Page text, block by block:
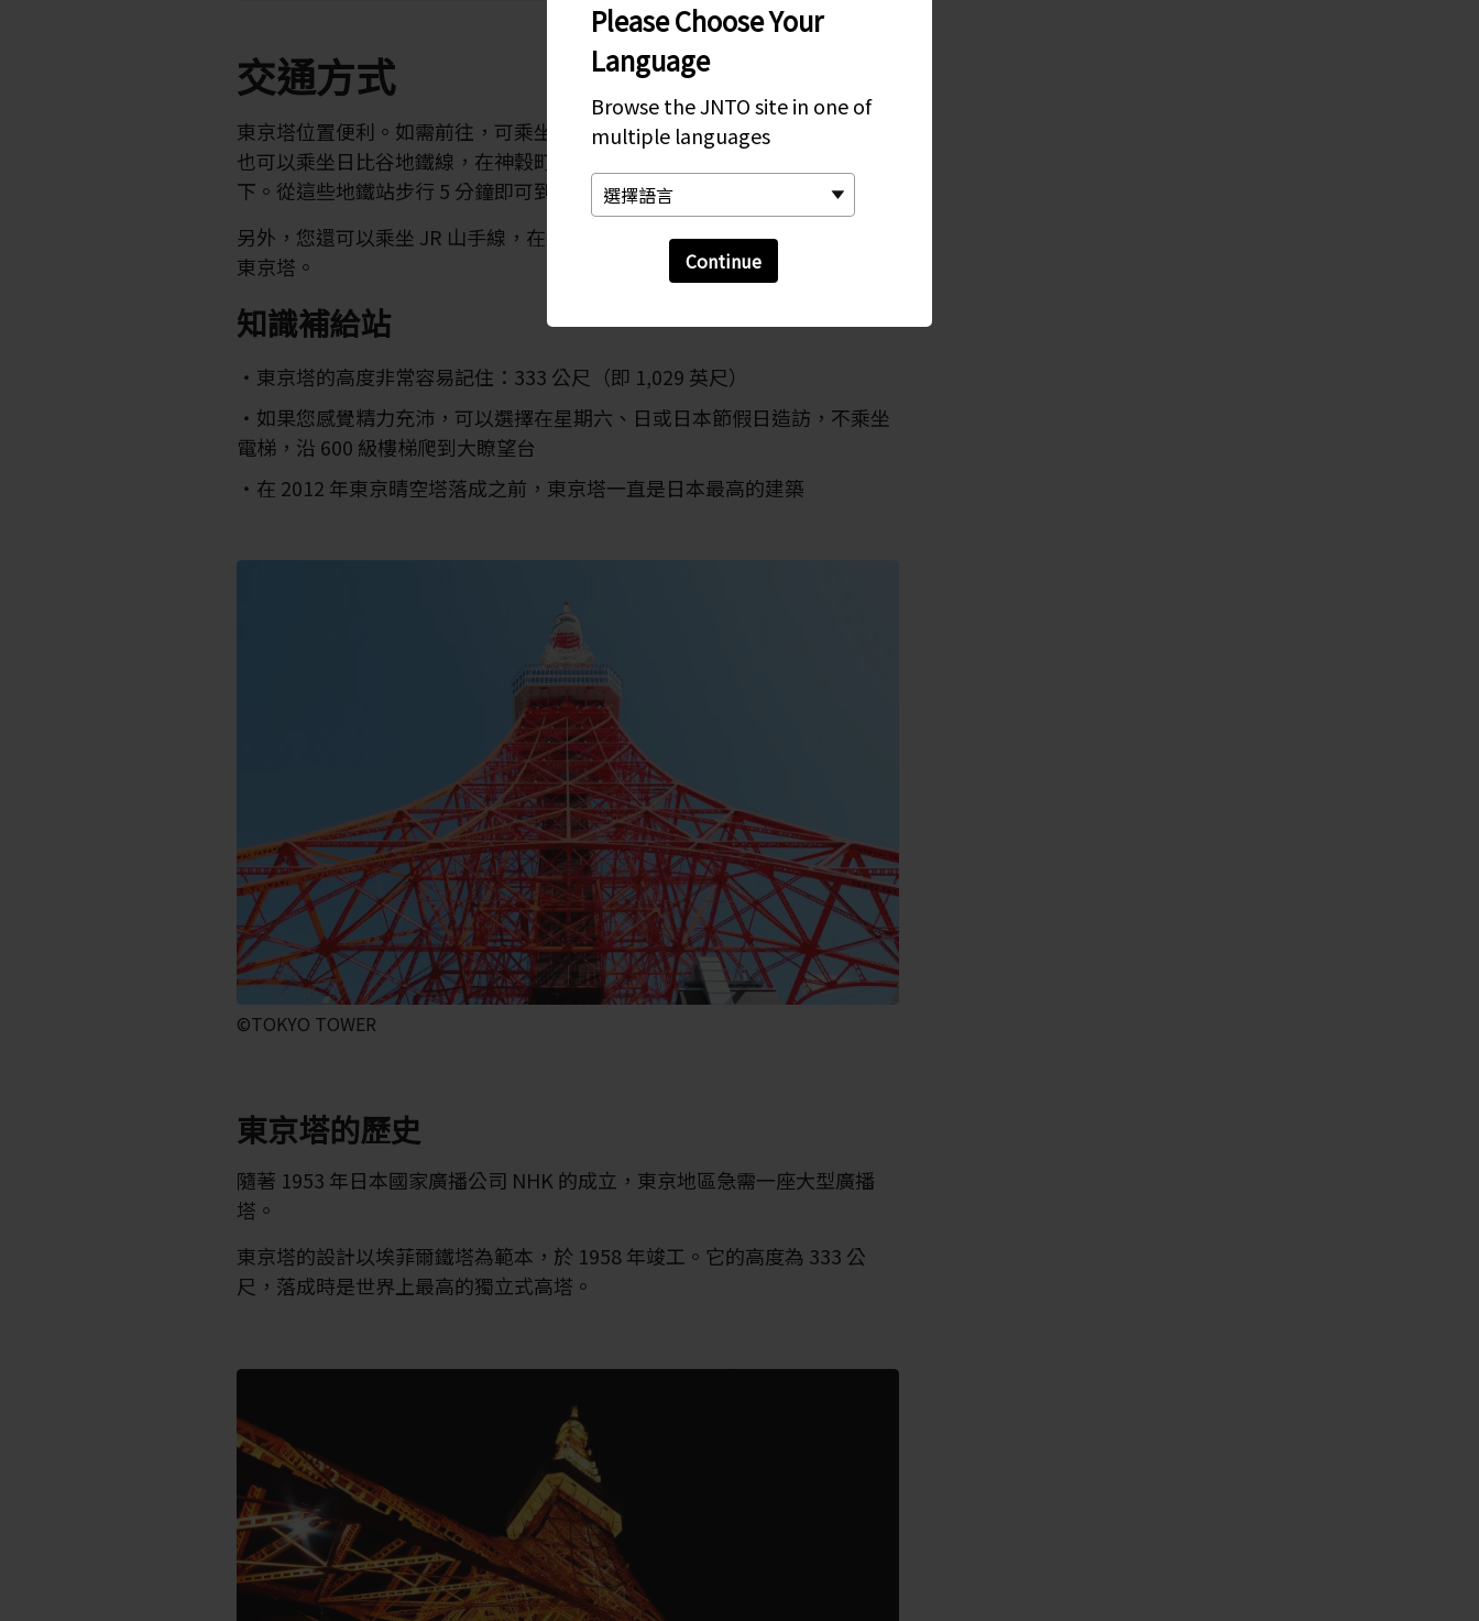
Please Choose Your
Language
Browse the JNTO site in one of
multiple languages
Continue
交通方式
東京塔位置便利。如需前往，可乘坐三田地鐵線，在濱松町站下。或者，您
也可以乘坐日比谷地鐵線，在神穀町下；或乘坐大江戶地鐵線，在赤板橋
下。從這些地鐵站步行 5 分鐘即可到達東京塔。
另外，您還可以乘坐 JR 山手線，在濱松町站下，然後步行 15 分鐘即可到達
東京塔。
知識補給站
東京塔的高度非常容易記住：333 公尺（即 1,029 英尺）
如果您感覺精力充沛，可以選擇在星期六、日或日本節假日造訪，不乘坐
電梯，沿 600 級樓梯爬到大瞭望台
在 2012 年東京晴空塔落成之前，東京塔一直是日本最高的建築
©TOKYO TOWER
東京塔的歷史
隨著 1953 年日本國家廣播公司 NHK 的成立，東京地區急需一座大型廣播
塔。
東京塔的設計以埃菲爾鐵塔為範本，於 1958 年竣工。它的高度為 333 公
尺，落成時是世界上最高的獨立式高塔。